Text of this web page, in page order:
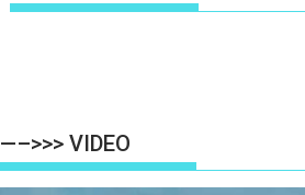
—–>>> VIDEO